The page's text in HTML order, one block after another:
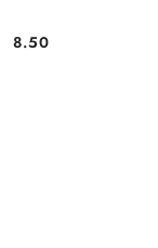
Cena:
8.50